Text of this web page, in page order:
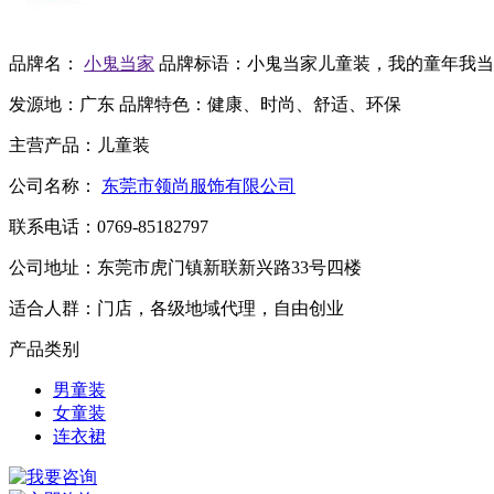
品牌名： 小鬼当家 品牌标语： 小鬼当家儿童装，我的童年我
发源地： 广东 品牌特色： 健康、时尚、舒适、环保
主营产品： 儿童装
公司名称： 东莞市领尚服饰有限公司
联系电话： 0769-85182797
公司地址： 东莞市虎门镇新联新兴路33号四楼
适合人群： 门店，各级地域代理，自由创业
产品类别
男童装
女童装
连衣裙